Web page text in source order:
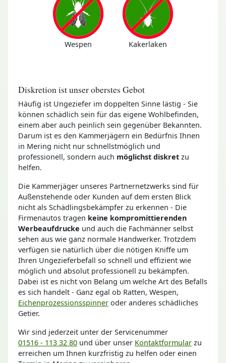
Wespen Kakerlaken
Diskretion ist unser oberstes Gebot
Häufig ist Ungeziefer im doppelten Sinne lästig - Sie
können schädlich sein für das eigene Wohlbefinden,
einem aber auch peinlich sein gegenüber Bekannten.
Darum ist es den Kammerjägern ein Bedürfnis Ihnen
in Mering nicht nur schnellstmöglich und
professionell, sondern auch möglichst diskret zu
helfen.
Die Kammerjäger unseres Partnernetzwerks sind für
Außenstehende oder Kunden auf dem ersten Blick
nicht als Schädlingsbekämpfer zu erkennen - Die
Firmenautos tragen keine kompromittierenden
Werbeaufdrucke und auch die Fachmänner selbst
sehen aus wie ganz normale Handwerker. Trotzdem
verfügen sie natürlich über die nötigen Kniffe um
Ihren Ungezieferbefall so schnell und effizient wie
möglich und absolut professionell zu bekämpfen.
Dabei ist es nicht von Belang um welche Art des Befalls
es sich handelt - Ganz egal ob Ratten, Wespen,
Eichenprozessionsspinner oder anderes schädliches
Getier.
Wir sind jederzeit unter der Servicenummer
01516 - 113 32 80 und über unser Kontaktformular zu
erreichen um Ihnen kurzfristig zu helfen oder einen